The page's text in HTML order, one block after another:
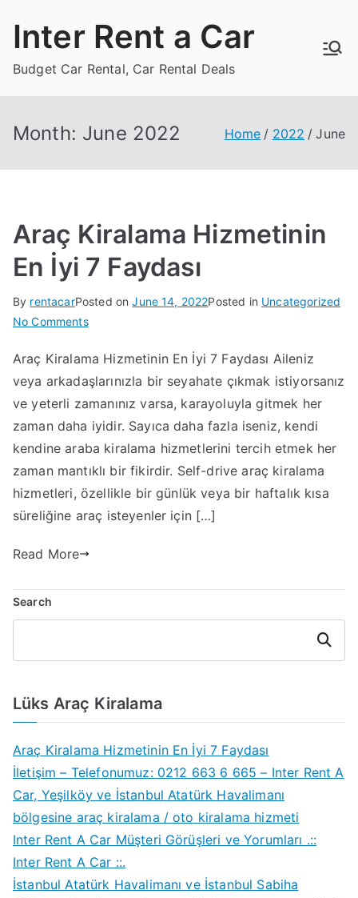
Inter Rent a Car
Budget Car Rental, Car Rental Deals
Month: June 2022 Home 2022 June
Araç Kiralama Hizmetinin
En İyi 7 Faydası
By rentacarPosted onJune 14, 2022Posted in Uncategorized
No Commentson
Kiralama
Hizmetinin
En
İyi
Araç Kiralama Hizmetinin En İyi 7 Faydası Aileniz
veya arkadaşlarınızla bir seyahate çıkmak istiyorsanız
ve yeterli zamanınız varsa, karayoluyla gitmek her
zaman daha iyidir. Sayıca daha fazla iseniz, kendi
kendine araba kiralama hizmetlerini tercih etmek her
zaman mantıklı bir fikirdir. Self-drive araç kiralama
hizmetleri, özellikle bir günlük veya bir haftalık kısa
süreliğine araç isteyenler için […]
Read More
Search
Search
Lüks Araç Kiralama
Araç Kiralama Hizmetinin En İyi 7 Faydası
İletişim – Telefonumuz: 0212 663 6 665 – Inter Rent A
Car, Yeşilköy ve İstanbul Atatürk Havalimanı
bölgesine araç kiralama / oto kiralama hizmeti
Inter Rent A Car Müşteri Görüşleri ve Yorumları .::
Inter Rent A Car ::.
İstanbul Atatürk Havalimanı ve İstanbul Sabiha